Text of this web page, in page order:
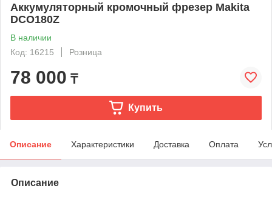
Аккумуляторный кромочный фрезер Makita
DCO180Z
В наличии
Код: 16215
Розница
78 000 ₸
Купить
Описание Характеристики Доставка Оплата
Описание